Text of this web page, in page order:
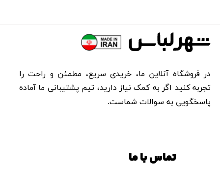
تماس با ما
در فروشگاه آنلاین ما، خریدی سریع، مطمئن و راحت را
تجربه کنید اگر به کمک نیاز دارید، تیم پشتیبانی ما آماده
پاسخگویی به سوالات شماست.​​​​​​​